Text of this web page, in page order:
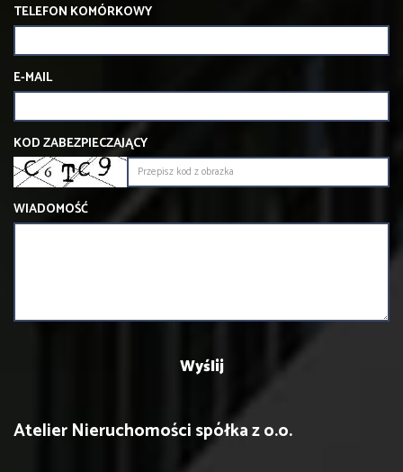
TELEFON KOMÓRKOWY
E-MAIL
KOD ZABEZPIECZAJĄCY
WIADOMOŚĆ
Atelier Nieruchomości spółka z o.o.